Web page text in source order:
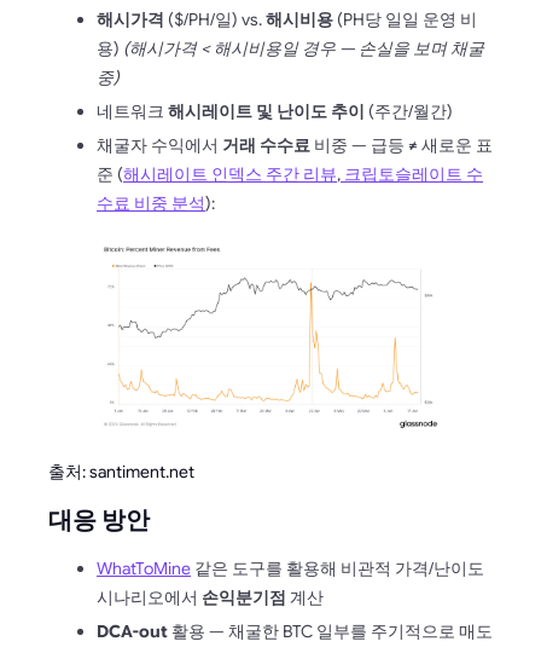
해시가격 ($/PH/일) vs.해시비용 (PH당 일일 운영 비
용) (해시가격 < 해시비용일 경우 — 손실을 보며 채굴
중)
네트워크 해시레이트 및 난이도 추이 (주간/월간)
채굴자 수익에서 거래 수수료 비중 — 급등 ≠ 새로운 표
준 (해시레이트 인덱스 주간 리뷰, 크립토슬레이트 수
수료 비중 분석):
출처: santiment.net
대응 방안
WhatToMine 같은 도구를 활용해 비관적 가격/난이도
시나리오에서 손익분기점 계산
DCA-out 활용 — 채굴한 BTC 일부를 주기적으로 매도